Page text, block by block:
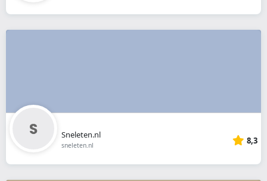
Sneleten.nl
sneleten.nl 8,3